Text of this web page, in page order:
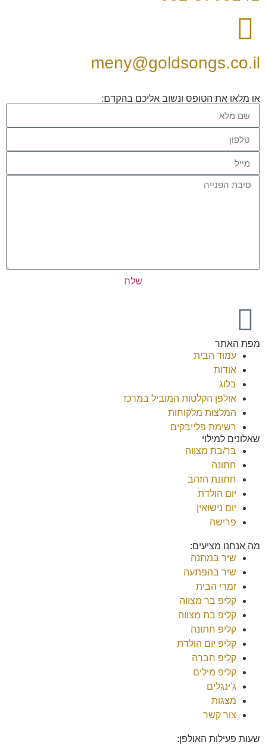
meny@goldsongs.co.il
או מלאו את הטופס ונשוב אליכם בהקדם:
שלח
מפת האתר
עמוד הבית
אודות
בלוג
אולפן הקלטות המוביל במרכז
המלצות מלקוחות
רשימת פלייבקים
שאלונים למילוי
בר/בת מצווה
חתונה
חתונת הזהב
יום הולדת
יום נישואין
פרישה
מה אנחנו מציעים:
שיר במתנה
שיר בהפתעה
זמרי הבית
קליפ בר מצווה
קליפ בת מצווה
קליפ חתונה
קליפ יום הולדת
קליפ חברה
קליפ מילים
ג'ינגלים
מצגות
צור קשר
שעות פעילות האולפן: